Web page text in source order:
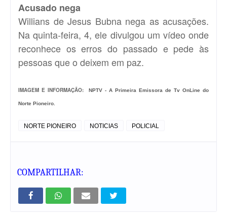
Acusado nega
Willians de Jesus Bubna nega as acusações.
Na quinta-feira, 4, ele divulgou um vídeo onde
reconhece os erros do passado e pede às
pessoas que o deixem em paz.
IMAGEM E INFORMAÇÃO: NPTV - A Primeira Emissora de Tv OnLine do
Norte Pioneiro.
NORTE PIONEIRO NOTICIAS POLICIAL
COMPARTILHAR: